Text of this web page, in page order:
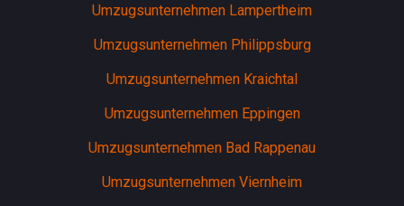
Umzugsunternehmen Lampertheim
Umzugsunternehmen Philippsburg
Umzugsunternehmen Kraichtal
Umzugsunternehmen Eppingen
Umzugsunternehmen Bad Rappenau
Umzugsunternehmen Viernheim